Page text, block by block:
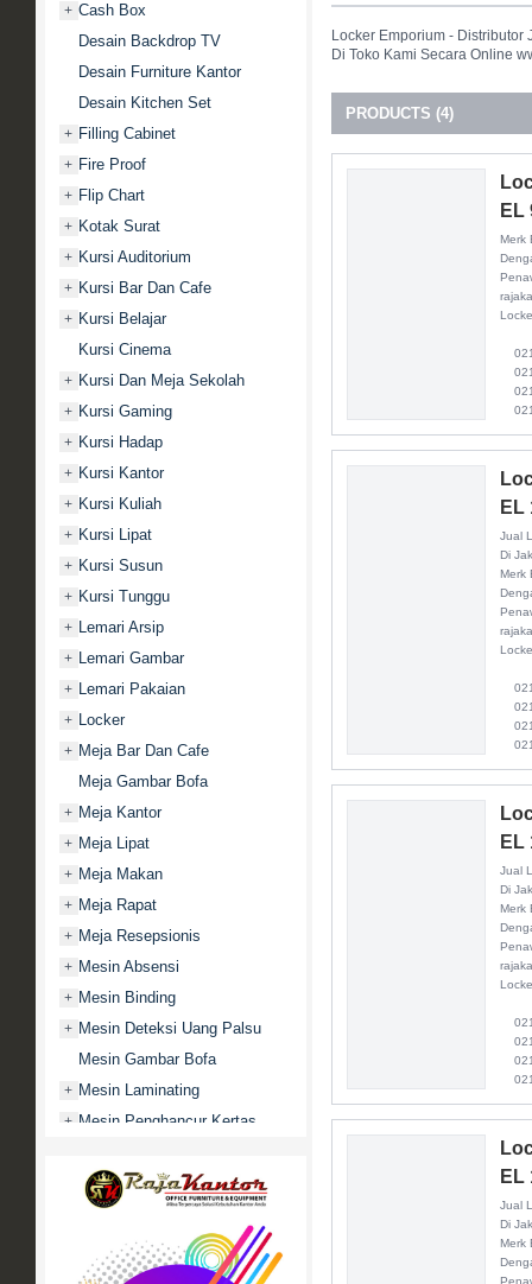
+ Cash Box
Desain Backdrop TV
Desain Furniture Kantor
Desain Kitchen Set
+ Filling Cabinet
+ Fire Proof
+ Flip Chart
+ Kotak Surat
+ Kursi Auditorium
+ Kursi Bar Dan Cafe
+ Kursi Belajar
Kursi Cinema
+ Kursi Dan Meja Sekolah
+ Kursi Gaming
+ Kursi Hadap
+ Kursi Kantor
+ Kursi Kuliah
+ Kursi Lipat
+ Kursi Susun
+ Kursi Tunggu
+ Lemari Arsip
+ Lemari Gambar
+ Lemari Pakaian
+ Locker
+ Meja Bar Dan Cafe
Meja Gambar Bofa
+ Meja Kantor
+ Meja Lipat
+ Meja Makan
+ Meja Rapat
+ Meja Resepsionis
+ Mesin Absensi
+ Mesin Binding
+ Mesin Deteksi Uang Palsu
Mesin Gambar Bofa
+ Mesin Laminating
+ Mesin Penghancur Kertas
Mobile File / Roll O Pack
Movitex
Paper Cutter
Partisi Kantor
Locker Emporium -
Di Toko Kami Secara Online
PRODUCTS (4)
EL
Merk
021
021
021
EL
Jual
Di
Merk
021
021
021
EL
Jual
Di
Merk
021
021
021
EL
Jual
Di
Merk